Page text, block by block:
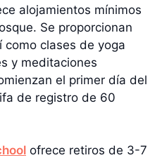
alojamientos mínimos
Se proporcionan
clases de yoga
y meditaciones
el primer día del
de registro de 60
ofrece retiros de 3-7